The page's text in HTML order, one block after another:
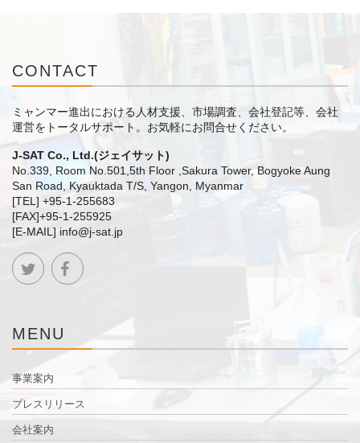
CONTACT
ミャンマー進出における人材支援、市場調査、会社登記等、会社
運営をトータルサポート。 お気軽にお問合せください。
J-SAT Co., Ltd.(ジェイサット)
No.339, Room No.501,5th Floor ,Sakura Tower, Bogyoke Aung
San Road, Kyauktada T/S, Yangon, Myanmar
[TEL] +95-1-255683
[FAX]+95-1-255925
[E-MAIL] info@j-sat.jp
MENU
事業案内
プレスリリース
会社案内